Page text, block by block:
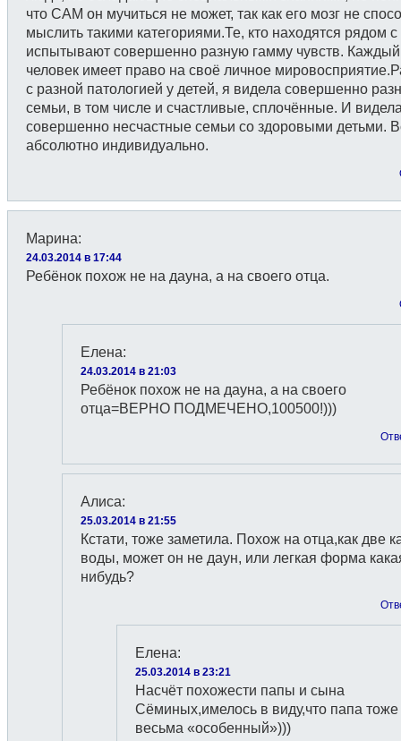
что САМ он мучиться не может, так как его мозг не
мыслить такими категориями.Те, кто находятся рядом
испытывают совершенно разную гамму чувств. Каждый
человек имеет право на своё личное
с разной патологией у детей, я видела совершенно
семьи, в том числе и счастливые, сплочённые. И
совершенно несчастные семьи со здоровыми детьми.
абсолютно индивидуально.
Марина:
24.03.2014 в 17:44
Ребёнок похож не на дауна, а на своего отца.
Елена:
24.03.2014 в 21:03
Ребёнок похож не на дауна, а на своего
отца=ВЕРНО ПОДМЕЧЕНО,100500!)))
Алиса:
25.03.2014 в 21:55
Кстати, тоже заметила. Похож на отца,как две
воды, может он не даун, или легкая форма
нибудь?
Елена:
25.03.2014 в 23:21
Насчёт похожести папы и сына
Сёминых,имелось в виду,что папа тоже
весьма «особенный»)))